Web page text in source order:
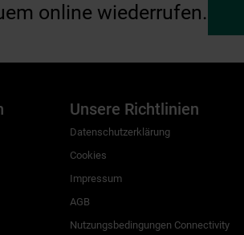
online wiederrufen.
Unsere Richtlinien
Datenschutzerklärung
Cookies
Impressum
AGB
Nutzungsbedingungen Connectivity